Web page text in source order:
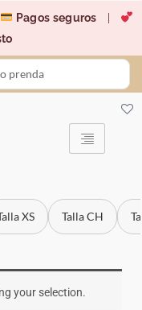
Pagos seguros
XS Talla CH
your selection.